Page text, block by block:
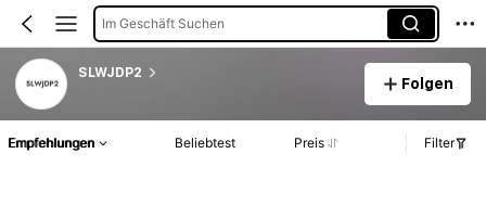
Im Geschäft Suchen
SLWJDP2
Folgen
Empfehlungen Beliebtest Preis Filter